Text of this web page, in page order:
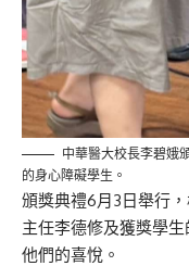
中華醫大校長李碧娥
的身心障礙學生。
頒獎典禮6月3日舉行
主任李德修及獲獎學
他們的喜悅。